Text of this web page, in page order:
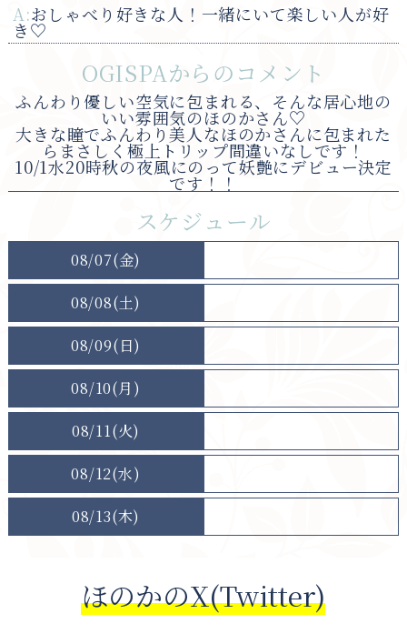
A:おしゃべり好きな人！一緒にいて楽しい人が好
き♡
OGISPAからのコメント
ふんわり優しい空気に包まれる、そんな居心地の
いい雰囲気のほのかさん♡
大きな瞳でふんわり美人なほのかさんに包まれた
らまさしく極上トリップ間違いなしです！
10/1水20時秋の夜風にのって妖艶にデビュー決定
です！！
スケジュール
08/07(金)
08/08(土)
08/09(日)
08/10(月)
08/11(火)
08/12(水)
08/13(木)
ほのかのX(Twitter)